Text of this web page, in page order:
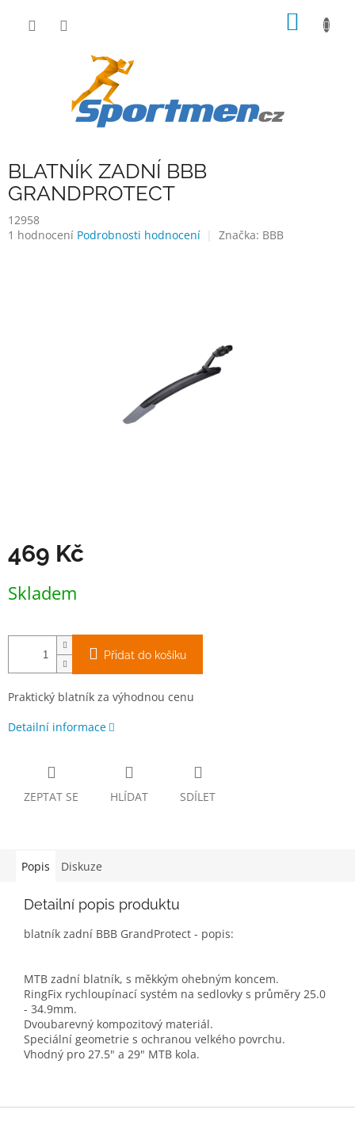
BLATNÍK ZADNÍ BBB
GRANDPROTECT
12958
Průměrné
1 hodnocení Podrobnosti hodnocení Značka: BBB
469 Kč
cena:
Skladem
Přidat do košíku
Praktický blatník za výhodnou cenu
Detailní informace
ZEPTAT SE HLÍDAT SDÍLET
Popis Diskuze
Detailní popis produktu
blatník zadní BBB GrandProtect - popis:
MTB zadní blatník, s měkkým ohebným koncem.
RingFix rychloupínací systém na sedlovky s průměry 25.0
- 34.9mm.
Dvoubarevný kompozitový materiál.
Speciální geometrie s ochranou velkého povrchu.
Vhodný pro 27.5" a 29" MTB kola.